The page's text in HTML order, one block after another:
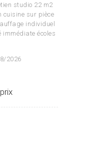
studio 22 m2
cuisine sur pièce
individuel
immédiate écoles
2026